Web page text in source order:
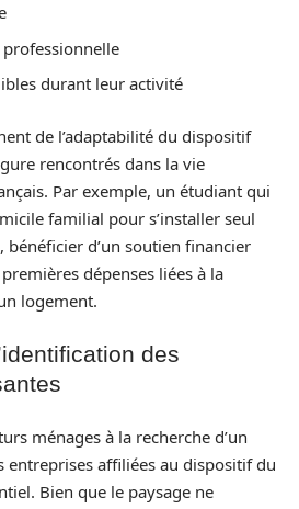
durant leur activité
de l’adaptabilité du dispositif
rencontrés dans la vie
Par exemple, un étudiant qui
familial pour s’installer seul
bénéficier d’un soutien financier
dépenses liées à la
logement.
des
ménages à la recherche d’un
entreprises affiliées au dispositif du
Bien que le paysage ne